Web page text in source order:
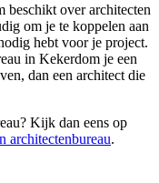
beschikt over architecten
om je te koppelen aan
hebt voor je project.
in Kekerdom je een
dan een architect die
Kijk dan eens op
architectenbureau.